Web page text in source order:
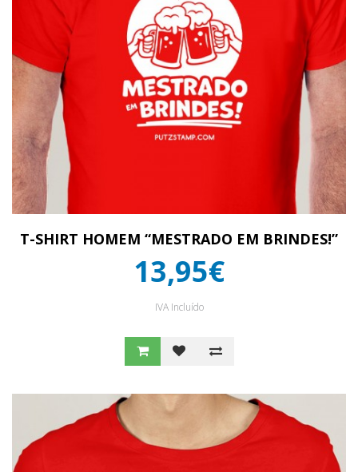
T-SHIRT HOMEM “MESTRADO EM BRINDES!”
13,95€
IVA Incluído